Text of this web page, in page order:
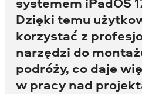
Dzięki temu
korzystać z
narzędzi do
podróży, co daje
w pracy nad